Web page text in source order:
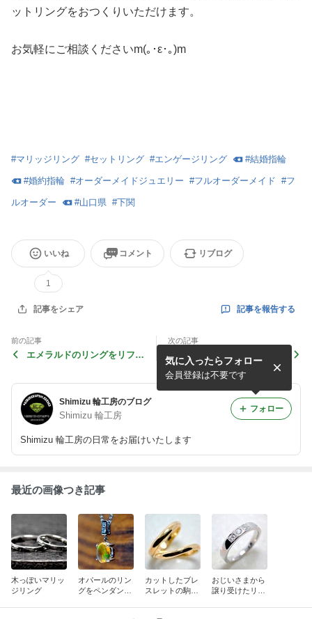
ットリングをおつくりいただけます。
お気軽にご相談くださいm(｡･ε･｡)m
#マリッジリング #セットリング #エンゲージリング #結婚指輪
#婚約指輪 #オーダーメイドジュエリー #フルオーダーメイド #フ
ルオーダー #山口県 #下関
いいね
1
コメント リブログ
記事をシェア 記事を報告する
前の記事
エメラルドのリングをリフォ
次の記事
10周年に結婚指輪をリフォ
ーム
Shimizu 輪工房のブログ
Shimizu 輪工房
Shimizu 輪工房の日常をお届けいたします
気に入ったらフォロー
会員登録は不要です
フォロー
最近の画像つき記事
木っぽいマリッ
ジリング
オパールのリン
グをペンダント
カットしたブレ
スレットの駒で
おじいさまから
譲り受けたリン